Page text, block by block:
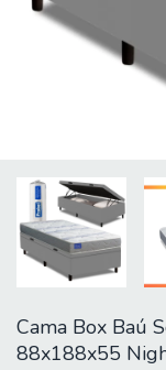
Cama Box Baú
88x188x55